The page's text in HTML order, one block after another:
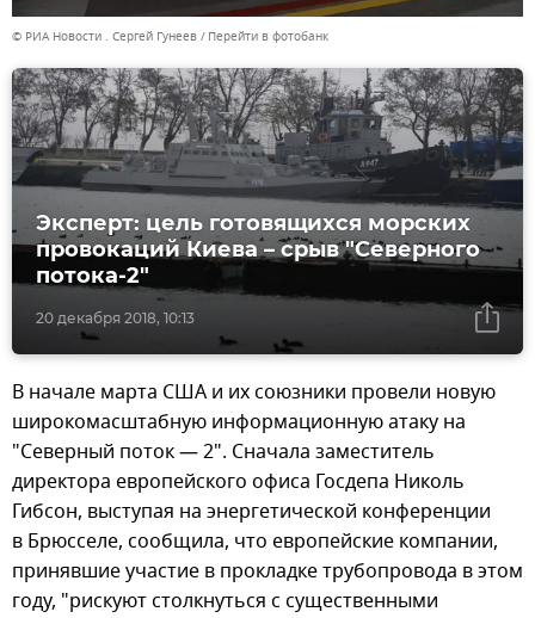
© РИА Новости . Сергей Гунеев Перейти в фотобанк
20 декабря 2018, 10:13
Эксперт: цель готовящихся морских
провокаций Киева – срыв "Северного
потока-2"
В начале марта США и их союзники провели новую
широкомасштабную информационную атаку на
"Северный поток — 2". Сначала заместитель
директора европейского офиса Госдепа Николь
Гибсон, выступая на энергетической конференции
в Брюсселе, сообщила, что европейские компании,
принявшие участие в прокладке трубопровода в этом
году, "рискуют столкнуться с существенными